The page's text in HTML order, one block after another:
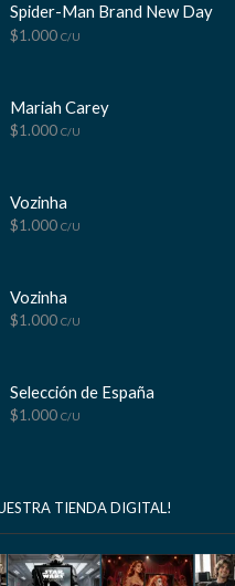
Spider-Man Brand New Day
$1.000 C/U
Mariah Carey
$1.000 C/U
Vozinha
$1.000 C/U
Vozinha
$1.000 C/U
Selección de España
$1.000 C/U
TIENDA DIGITAL!